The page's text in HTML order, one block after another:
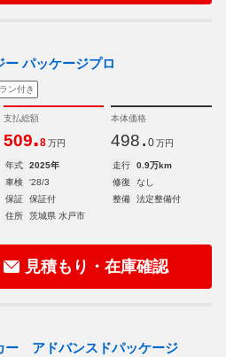
ー パッケージプロ
ン付き
支払総額
509.8 万円
本体価格
498. 0 万円
年式 2025年 走行
0.9万km
車検
'28/3 修復
なし
保証
保証付 整備
法定整備付
住所
茨城県 水戸市
見積もり・在庫確認
ー アドバンスドパッケージ